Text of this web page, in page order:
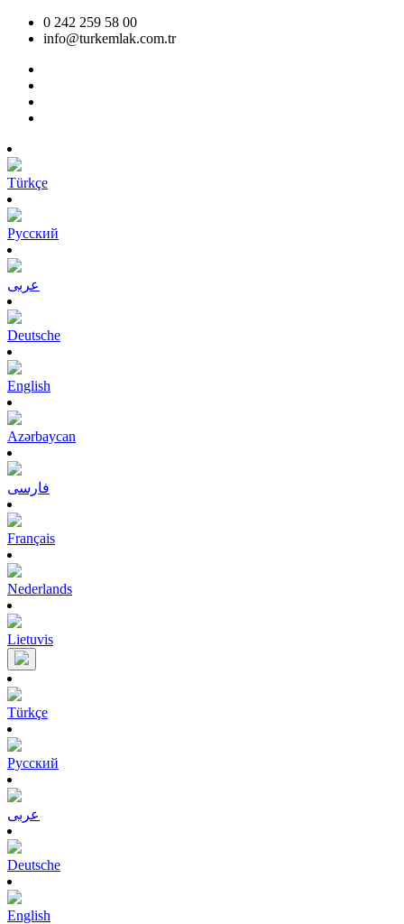
0 242 259 58 00
info@turkemlak.com.tr
Türkçe
Pусский
عربى
Deutsche
English
Azərbaycan
فارسی
Français
Nederlands
Lietuvis
Türkçe
Pусский
عربى
Deutsche
English